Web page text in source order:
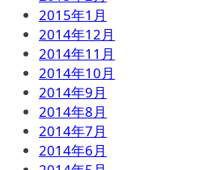
2015年1月
2014年12月
2014年11月
2014年10月
2014年9月
2014年8月
2014年7月
2014年6月